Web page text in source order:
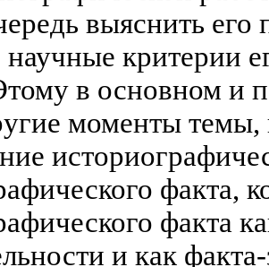
выяснить
критерии
в основном и
моменты темы,
факта,
факта
и как